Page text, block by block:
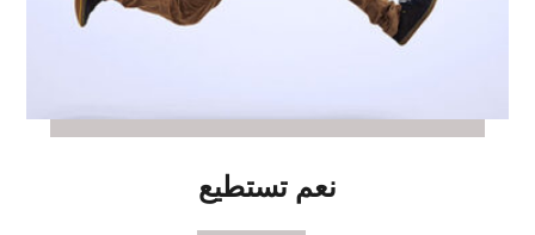
نعم تستطيع